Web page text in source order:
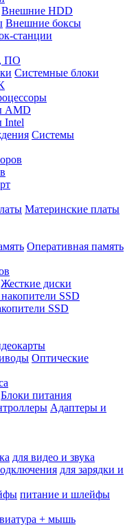
Внешние HDD
Внешние боксы
станции
ПО
Системные блоки
AMD
Intel
Системы
Материнские платы
Оперативная память
Жесткие диски
SSD
Оптические
Блоки питания
Адаптеры и
для видео и звука
для зарядки и
питание и шлейфы